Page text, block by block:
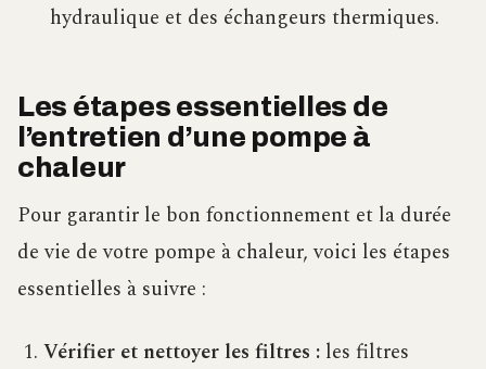
hydraulique et des échangeurs thermiques.
Les étapes essentielles de
l’entretien d’une pompe à
chaleur
Pour garantir le bon fonctionnement et la durée
de vie de votre pompe à chaleur, voici les étapes
essentielles à suivre :
Vérifier et nettoyer les filtres : les filtres